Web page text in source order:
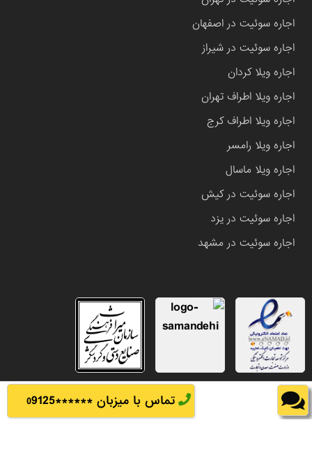
تماس با میزبان ****** 09125
اجاره سوئیت در اصفهان
اجاره سوئیت در شیراز
اجاره ویلا کردان
اجاره ویلا اطراف تهران
اجاره ویلا اطراف کرج
اجاره ویلا رامسر
اجاره ویلا ماسال
اجاره سوئیت در کیش
اجاره سوئیت در یزد
اجاره سوئیت در مشهد
تمامی حقوق این وب سایت متعلق به املاک باشی می باشد.